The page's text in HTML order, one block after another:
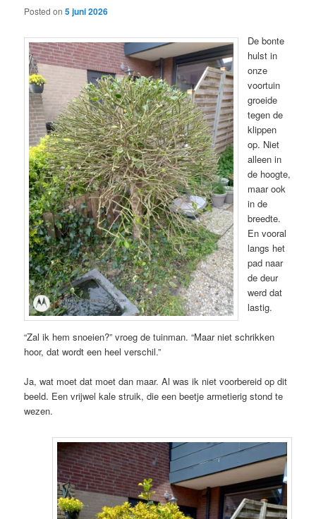
Posted on5 juni 2026
De bonte
hulst in
onze
voortuin
groeide
tegen de
klippen
op. Niet
alleen in
de hoogte,
maar ook
in de
breedte.
En vooral
langs het
pad naar
de deur
werd dat
lastig.
“Zal ik hem snoeien?” vroeg de tuinman. “Maar niet schrikken
hoor, dat wordt een heel verschil.”
Ja, wat moet dat moet dan maar. Al was ik niet voorbereid op dit
beeld. Een vrijwel kale struik, die een beetje armetierig stond te
wezen.